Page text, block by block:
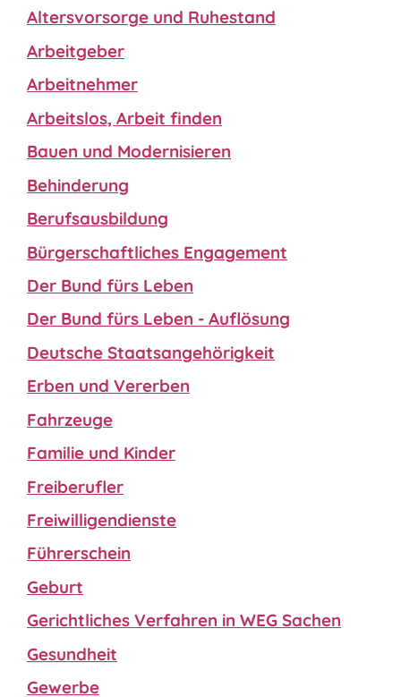
Altersvorsorge und Ruhestand
Arbeitgeber
Arbeitnehmer
Arbeitslos, Arbeit finden
Bauen und Modernisieren
Behinderung
Berufsausbildung
Bürgerschaftliches Engagement
Der Bund fürs Leben
Der Bund fürs Leben - Auflösung
Deutsche Staatsangehörigkeit
Erben und Vererben
Fahrzeuge
Familie und Kinder
Freiberufler
Freiwilligendienste
Führerschein
Geburt
Gerichtliches Verfahren in WEG Sachen
Gesundheit
Gewerbe